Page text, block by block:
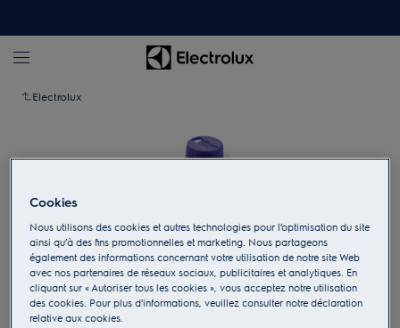
Electrolux
Cookies
Nous utilisons des cookies et autres technologies pour l’optimisation du site
ainsi qu’à des fins promotionnelles et marketing. Nous partageons
également des informations concernant votre utilisation de notre site Web
avec nos partenaires de réseaux sociaux, publicitaires et analytiques. En
cliquant sur « Autoriser tous les cookies », vous acceptez notre utilisation
des cookies. Pour plus d'informations, veuillez consulter notre déclaration
relative aux cookies.